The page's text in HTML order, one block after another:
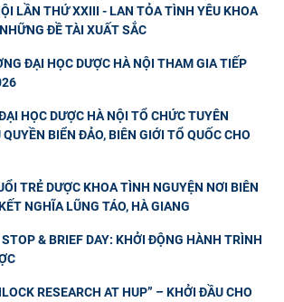
LẦN THỨ XXIII - LAN TỎA TÌNH YÊU KHOA
ĐỀ TÀI XUẤT SẮC
ĐẠI HỌC DƯỢC HÀ NỘI THAM GIA TIẾP
HỌC DƯỢC HÀ NỘI TỔ CHỨC TUYÊN
BIỂN ĐẢO, BIÊN GIỚI TỔ QUỐC CHO
TRẺ DƯỢC KHOA TÌNH NGUYỆN NƠI BIÊN
NGHĨA LŨNG TÁO, HÀ GIANG
& BRIEF DAY: KHỞI ĐỘNG HÀNH TRÌNH
RESEARCH AT HUP” – KHỞI ĐẦU CHO